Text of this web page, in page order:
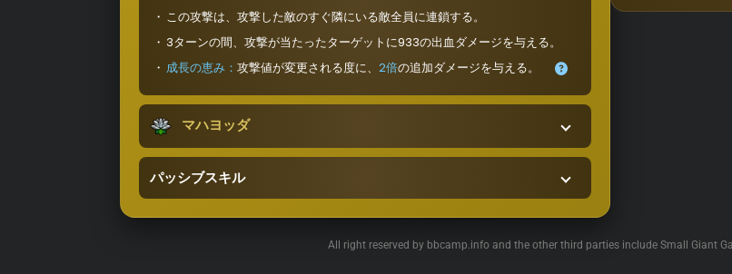
この攻撃は、攻撃した敵のすぐ隣にいる敵全員に連鎖する。
3ターンの間、攻撃が当たったターゲットに933の出血ダメージを与える。
成長の恵み： 攻撃値が変更される度に、 2倍の追加ダメージを与える。
マハヨッダ
パッシブスキル
All right reserved by bbcamp.info and the other third parties include Small Giant